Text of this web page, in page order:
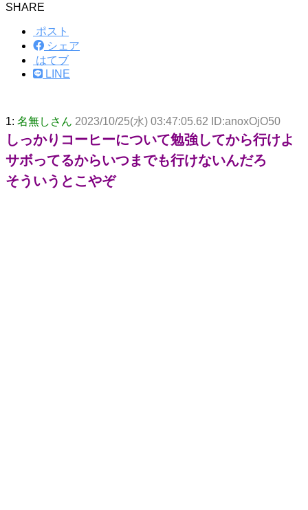
SHARE
ポスト
シェア
はてブ
LINE
1: 名無しさん 2023/10/25(水) 03:47:05.62 ID:anoxOjO50
しっかりコーヒーについて勉強してから行けよ
サボってるからいつまでも行けないんだろ
そういうとこやぞ